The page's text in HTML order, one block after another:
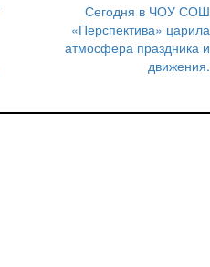
Сегодня в ЧОУ СОШ
«Перспектива» царила
атмосфера праздника и
движения.